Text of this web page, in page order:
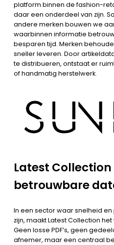
platform binnen de fashion-
daar een onderdeel van zijn.
andere merken bouwen we
waarbinnen informatie
besparen tijd. Merken
sneller leveren. Door
te distribueren, ontstaat er
of handmatig herstelwerk.
Latest
betrouwbare
In een sector waar snelheid
zijn, maakt Latest Collection
Geen losse PDF’s, geen
afnemer, maar een centraal